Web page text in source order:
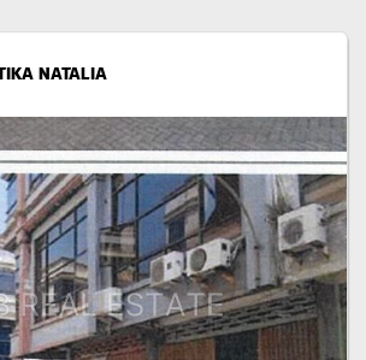
NATALIA